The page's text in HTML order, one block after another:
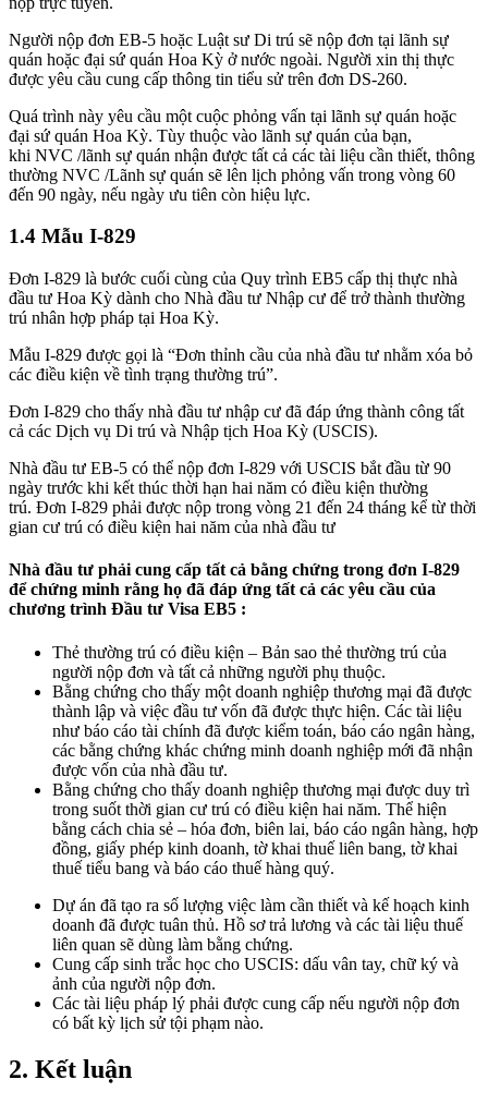
Người nộp đơn EB-5 hoặc Luật sư Di trú sẽ nộp đơn tại lãnh sự
quán hoặc đại sứ quán Hoa Kỳ ở nước ngoài. Người xin thị thực
được yêu cầu cung cấp thông tin tiểu sử trên đơn DS-260.
Quá trình này yêu cầu một cuộc phỏng vấn tại lãnh sự quán hoặc
đại sứ quán Hoa Kỳ. Tùy thuộc vào lãnh sự quán của bạn,
khi NVC /lãnh sự quán nhận được tất cả các tài liệu cần thiết, thông
thường NVC /Lãnh sự quán sẽ lên lịch phỏng vấn trong vòng 60
đến 90 ngày, nếu ngày ưu tiên còn hiệu lực.
1.4 Mẫu I-829
Đơn I-829 là bước cuối cùng của Quy trình EB5 cấp thị thực nhà
đầu tư Hoa Kỳ dành cho Nhà đầu tư Nhập cư để trở thành thường
trú nhân hợp pháp tại Hoa Kỳ.
Mẫu I-829 được gọi là “Đơn thỉnh cầu của nhà đầu tư nhằm xóa bỏ
các điều kiện về tình trạng thường trú”.
Đơn I-829 cho thấy nhà đầu tư nhập cư đã đáp ứng thành công tất
cả các Dịch vụ Di trú và Nhập tịch Hoa Kỳ (USCIS).
Nhà đầu tư EB-5 có thể nộp đơn I-829 với USCIS bắt đầu từ 90
ngày trước khi kết thúc thời hạn hai năm có điều kiện thường
trú. Đơn I-829 phải được nộp trong vòng 21 đến 24 tháng kể từ thời
gian cư trú có điều kiện hai năm của nhà đầu tư
Nhà đầu tư phải cung cấp tất cả bằng chứng trong đơn I-829
để chứng minh rằng họ đã đáp ứng tất cả các yêu cầu của
chương trình Đầu tư Visa EB5 :
Thẻ thường trú có điều kiện – Bản sao thẻ thường trú của
người nộp đơn và tất cả những người phụ thuộc.
Bằng chứng cho thấy một doanh nghiệp thương mại đã được
thành lập và việc đầu tư vốn đã được thực hiện. Các tài liệu
như báo cáo tài chính đã được kiểm toán, báo cáo ngân hàng,
các bằng chứng khác chứng minh doanh nghiệp mới đã nhận
được vốn của nhà đầu tư.
Bằng chứng cho thấy doanh nghiệp thương mại được duy trì
trong suốt thời gian cư trú có điều kiện hai năm. Thể hiện
bằng cách chia sẻ – hóa đơn, biên lai, báo cáo ngân hàng, hợp
đồng, giấy phép kinh doanh, tờ khai thuế liên bang, tờ khai
thuế tiểu bang và báo cáo thuế hàng quý.
Dự án đã tạo ra số lượng việc làm cần thiết và kế hoạch kinh
doanh đã được tuân thủ. Hồ sơ trả lương và các tài liệu thuế
liên quan sẽ dùng làm bằng chứng.
Cung cấp sinh trắc học cho USCIS: dấu vân tay, chữ ký và
ảnh của người nộp đơn.
Các tài liệu pháp lý phải được cung cấp nếu người nộp đơn
có bất kỳ lịch sử tội phạm nào.
2. Kết luận